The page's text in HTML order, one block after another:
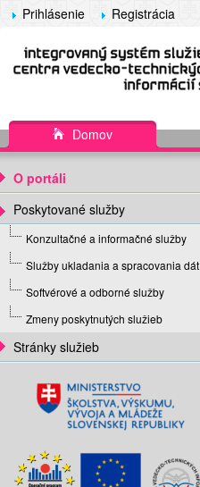
Prihlásenie Registrácia
Domov
O portáli
Poskytované služby
Konzultačné a informačné služby
Služby ukladania a spracovania dát
Softvérové a odborné služby
Zmeny poskytnutých služieb
Stránky služieb